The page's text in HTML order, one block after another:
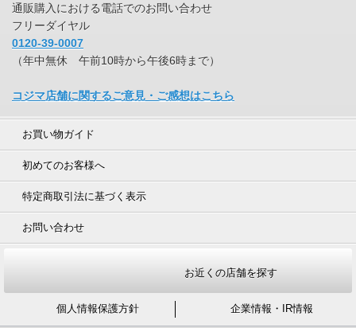
通販購入における電話でのお問い合わせ
フリーダイヤル
0120-39-0007
（年中無休 午前10時から午後6時まで）
コジマ店舗に関するご意見・ご感想はこちら
お買い物ガイド
初めてのお客様へ
特定商取引法に基づく表示
お問い合わせ
お近くの店舗を探す
個人情報保護方針 企業情報・IR情報